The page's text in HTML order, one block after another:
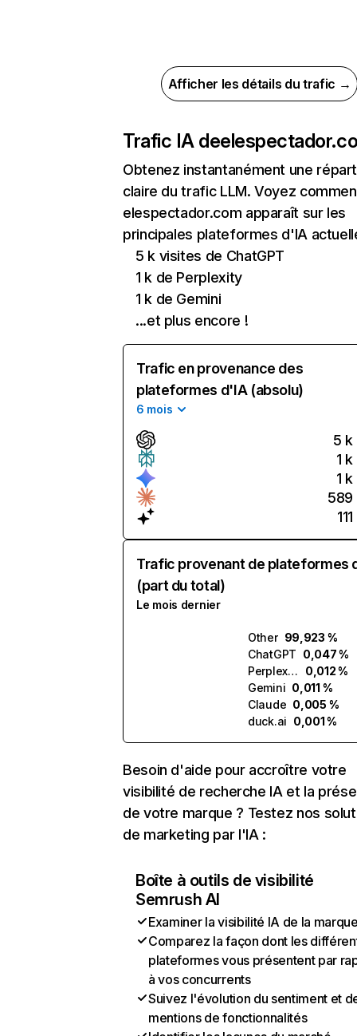
Afficher les détails du trafic →
Trafic IA de
Obtenez instantanément une
claire du trafic LLM. Voyez
elespectador.com apparaît sur les
principales plateformes d'IA
5 k visites de ChatGPT
1 k de Perplexity
1 k de Gemini
...et plus encore !
Trafic en provenance des
plateformes d'IA (absolu)
6 mois
5 k
1 k
1 k
589
111
Trafic provenant de plateformes
(part du total)
Le mois dernier
Other 99,923 %
ChatGPT 0,047 %
Perplexity
0,012 %
Gemini 0,011 %
Claude 0,005 %
duck.ai 0,001 %
Besoin d'aide pour accroître votre
visibilité de recherche IA et la
de votre marque ? Testez nos
de marketing par l'IA :
Boîte à outils de visibilité
Semrush AI
Examiner la visibilité IA de la
Comparez la façon dont les
plateformes vous présentent par
à vos concurrents
Suivez l'évolution du sentiment et
mentions de fonctionnalités